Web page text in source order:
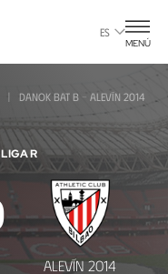
ES
MENÚ
DANOK BAT B - ALEVÍN 2014
R
ALEVÍN 2014